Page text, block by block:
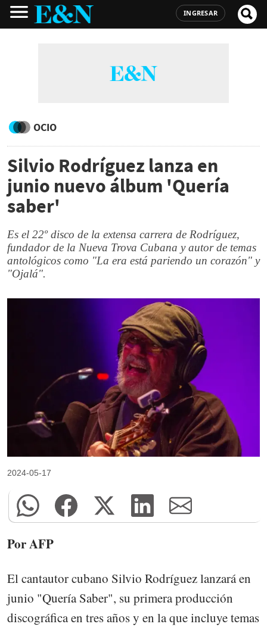
INGRESAR
OCIO
Silvio Rodríguez lanza en
junio nuevo álbum 'Quería
saber'
Es el 22º disco de la extensa carrera de Rodríguez,
fundador de la Nueva Trova Cubana y autor de temas
antológicos como "La era está pariendo un corazón" y
"Ojalá".
2024-05-17
Por AFP
El cantautor cubano Silvio Rodríguez lanzará en
junio "Quería Saber", su primera producción
discográfica en tres años y en la que incluye temas